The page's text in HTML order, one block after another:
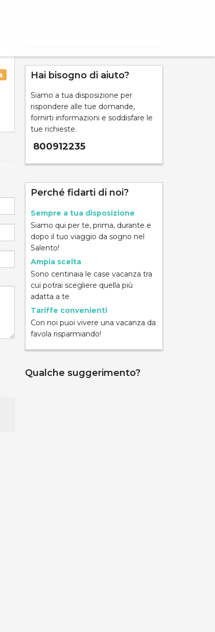
Hai bisogno di aiuto?
Siamo a tua disposizione per
rispondere alle tue domande,
fornirti informazioni e soddisfare le
tue richieste.
800912235
Perché fidarti di noi?
Sempre a tua disposizione
Siamo qui per te, prima, durante e
dopo il tuo viaggio da sogno nel
Salento!
Ampia scelta
Sono centinaia le case vacanza tra
cui potrai scegliere quella più
adatta a te
Tariffe convenienti
Con noi puoi vivere una vacanza da
favola risparmiando!
Qualche suggerimento?